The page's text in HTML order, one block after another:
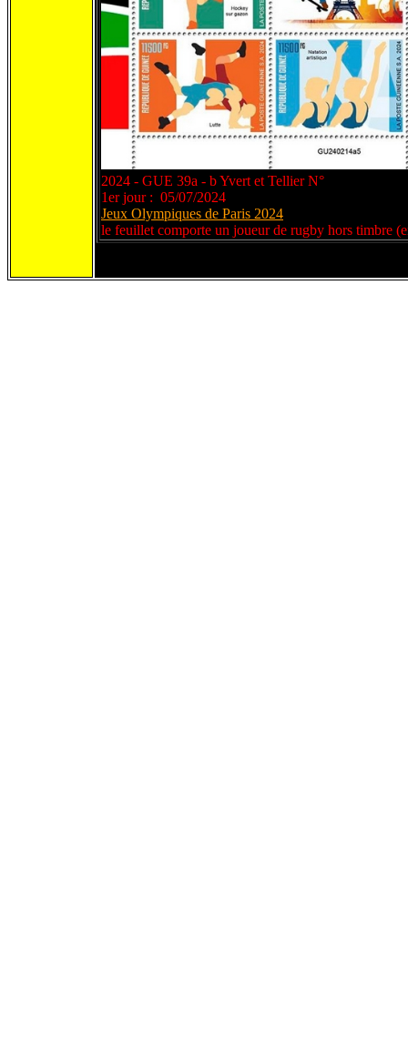
2024 - GUE 39a - b Yvert et Tellier N°
1er jour : 05/07/2024
Jeux Olympiques de Paris 2024
le feuillet comporte un joueur de rugby hors timbre